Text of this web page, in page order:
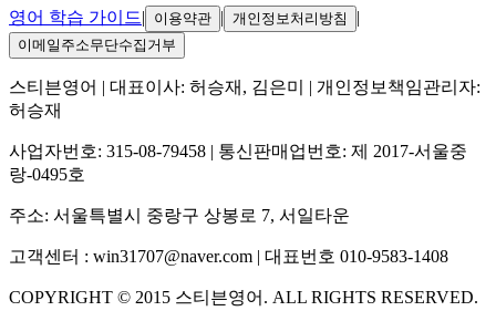
영어 학습 가이드| 이용약관 | 개인정보처리방침 |
이메일주소무단수집거부
스티븐영어 | 대표이사: 허승재, 김은미
| 개인정보책임관리자:
허승재
사업자번호: 315-08-79458 | 통신판매업번호: 제 2017-서울중
랑-0495호
주소: 서울특별시 중랑구 상봉로 7, 서일타운
고객센터 : win31707@naver.com | 대표번호 010-9583-1408
COPYRIGHT © 2015 스티븐영어 . ALL RIGHTS RESERVED.